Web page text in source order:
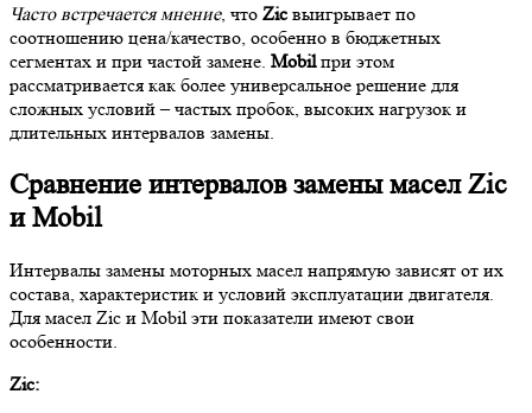
Часто встречается мнение, что Zicвыигрывает по
соотношению цена/качество, особенно в бюджетных
сегментах и при частой замене. Mobilпри этом
рассматривается как более универсальное решение для
сложных условий – частых пробок, высоких нагрузок и
длительных интервалов замены.
Сравнение интервалов замены масел Zic
и Mobil
Интервалы замены моторных масел напрямую зависят от их
состава, характеристик и условий эксплуатации двигателя.
Для масел Zic и Mobil эти показатели имеют свои
особенности.
Zic: